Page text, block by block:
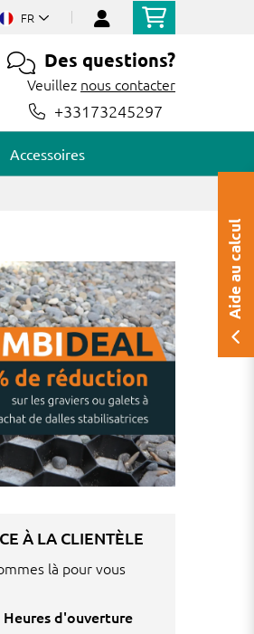
FR
Des questions?
Veuillez nous contacter
+33173245297
Accessoires
À LA CLIENTÈLE
là pour vous
Heures d'ouverture
Aide au calcul